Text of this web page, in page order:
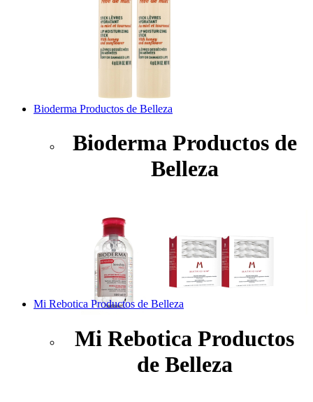
Bioderma Productos de Belleza
Bioderma Productos de
Belleza
Mi Rebotica Productos de Belleza
Mi Rebotica Productos
de Belleza